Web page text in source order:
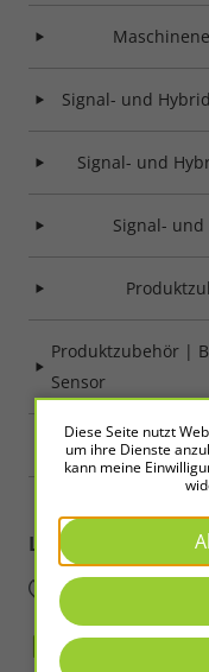
Signal- und
Signal- und
Signal-
Produktzubehör |
Sensor
LED2WORK
Diese Seite nutzt
um ihre Dienste
kann meine